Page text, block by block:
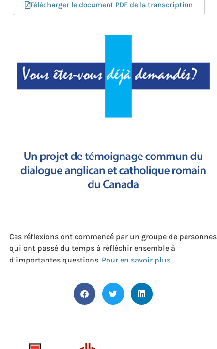
Télécharger le document PDF de la transcription
Ces réflexions ont commencé par un groupe de personnes
qui ont passé du temps à réfléchir ensemble à
d’importantes questions. Pour en savoir plus.